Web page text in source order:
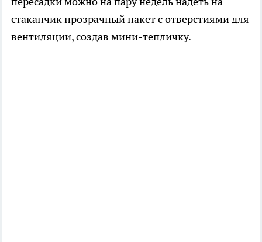
стаканчик прозрачный пакет с отверстиями для
вентиляции, создав мини-тепличку.